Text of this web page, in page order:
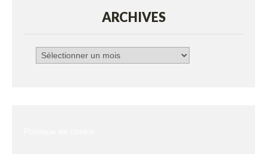
ARCHIVES
Archives